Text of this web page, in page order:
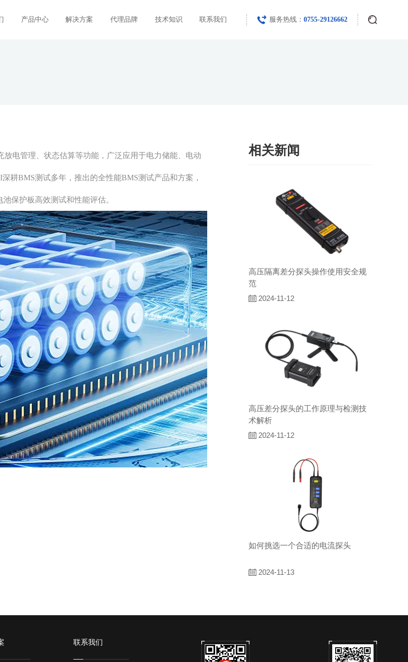
产品中心 解决方案 代理品牌 技术知识 联系我们 服务热线： 0755-29126662
电管理、状态估算等功能，广泛应用于电力储能、电动
耕BMS测试多年，推出的全性能BMS测试产品和方案，
保护板高效测试和性能评估。
相关新闻
高压隔离差分探头操作使用安全规
范
2024-11-12
高压差分探头的工作原理与检测技
术解析
2024-11-12
如何挑选一个合适的电流探头
2024-11-13
联系我们